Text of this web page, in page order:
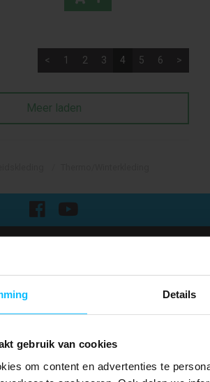
Details
gebruik van cookies
om content en advertenties te
< 1 2 3 4 5 6 >
Meer laden